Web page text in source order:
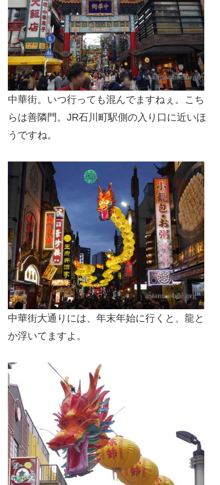
中華街。いつ行っても混んでますねぇ。こち
らは善隣門。JR石川町駅側の入り口に近いほ
うですね。
中華街大通りには、年末年始に行くと、龍と
か浮いてますよ。